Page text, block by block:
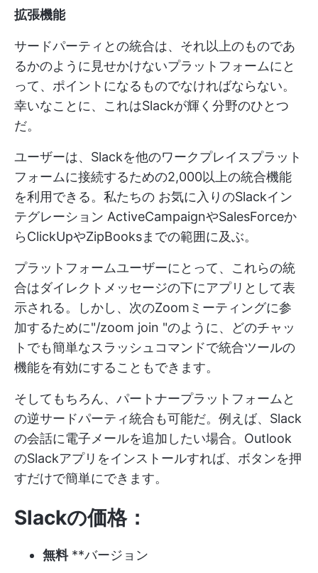
拡張機能
サードパーティとの統合は、それ以上のものであ
るかのように見せかけないプラットフォームにと
って、ポイントになるものでなければならない。
幸いなことに、これはSlackが輝く分野のひとつ
だ。
ユーザーは、Slackを他のワークプレイスプラット
フォームに接続するための2,000以上の統合機能
を利用できる。私たちの お気に入りのSlackイン
テグレーション ActiveCampaignやSalesForceか
らClickUpやZipBooksまでの範囲に及ぶ。
プラットフォームユーザーにとって、これらの統
合はダイレクトメッセージの下にアプリとして表
示される。しかし、次のZoomミーティングに参
加するために"/zoom join "のように、どのチャッ
トでも簡単なスラッシュコマンドで統合ツールの
機能を有効にすることもできます。
そしてもちろん、パートナープラットフォームと
の逆サードパーティ統合も可能だ。例えば、Slack
の会話に電子メールを追加したい場合。Outlook
のSlackアプリをインストールすれば、ボタンを押
すだけで簡単にできます。
Slackの価格：
無料**バージョン